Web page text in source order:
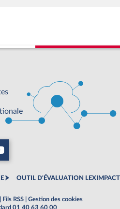
OUTIL D'ÉVALUATION LEXIMPACT
Fils RSS
Gestion des cookies
01 40 63 60 00